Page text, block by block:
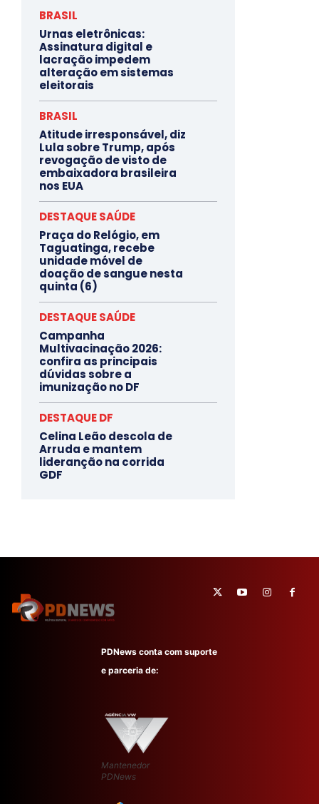
BRASIL
Urnas eletrônicas:
Assinatura digital e
lacração impedem
alteração em sistemas
eleitorais
BRASIL
Atitude irresponsável, diz
Lula sobre Trump, após
revogação de visto de
embaixadora brasileira
nos EUA
DESTAQUE SAÚDE
Praça do Relógio, em
Taguatinga, recebe
unidade móvel de
doação de sangue nesta
quinta (6)
DESTAQUE SAÚDE
Campanha
Multivacinação 2026:
confira as principais
dúvidas sobre a
imunização no DF
DESTAQUE DF
Celina Leão descola de
Arruda e mantem
lideranção na corrida
GDF
PDNews conta com suporte
e parceria de:
Mantenedor
PDNews